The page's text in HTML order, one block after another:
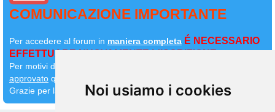
Noi usiamo i cookies
COMUNICAZIONE IMPORTANTE
Per accedere al forum in maniera completa É NECESSARIO
EFFETTUARE NUOVAMENTE L'ISCRIZIONE
Per motivi di sicurezza il
approvato quindi
Grazie per la comprensione